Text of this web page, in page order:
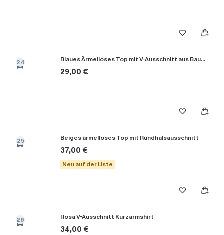
24 Blaues Ärmelloses Top mit V-Ausschnitt aus Baumwolle
29,00 €
25 Beiges ärmelloses Top mit Rundhalsausschnitt
37,00 €
Neu auf der Liste
26 Rosa V-Ausschnitt Kurzarmshirt
34,00 €